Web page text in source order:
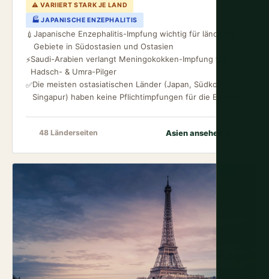
⚠ VARIIERT STARK JE LAND
🏭 JAPANISCHE ENZEPHALITIS
💉 Japanische Enzephalitis-Impfung wichtig für ländliche
Gebiete in Südostasien und Ostasien
⚡Saudi-Arabien verlangt Meningokokken-Impfung für
Hadsch- & Umra-Pilger
✅Die meisten ostasiatischen Länder (Japan, Südkorea,
Singapur) haben keine Pflichtimpfungen für die Einreise
48 Länderseiten Asien ansehen